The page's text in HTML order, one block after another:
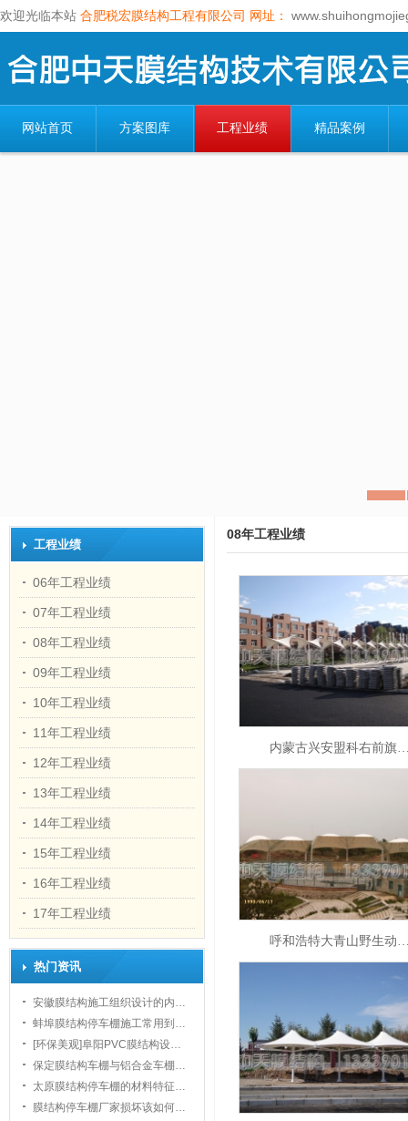
欢迎光临本站 合肥税宏膜结构工程有限公司 网址：
网站首页 方案图库 工程业绩 精品案例
1
工程业绩
06年工程业绩
07年工程业绩
08年工程业绩
09年工程业绩
10年工程业绩
11年工程业绩
12年工程业绩
13年工程业绩
14年工程业绩
15年工程业绩
16年工程业绩
17年工程业绩
热门资讯
安徽膜结构施工组织设计的内…
蚌埠膜结构停车棚施工常用到…
[环保美观]阜阳PVC膜结构设…
保定膜结构车棚与铝合金车棚…
太原膜结构停车棚的材料特征…
膜结构停车棚厂家损坏该如何…
08年工程业绩
内蒙古兴安盟科右前旗
呼和浩特大青山野生动